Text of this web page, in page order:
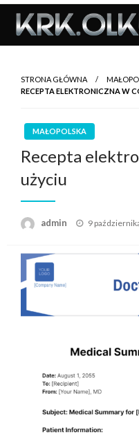
Skip
content
STRONA GŁÓWNA
RECEPTA ELEKTRONICZNA W
MAŁOPOLSKA
Recepta
użyciu
admin 9